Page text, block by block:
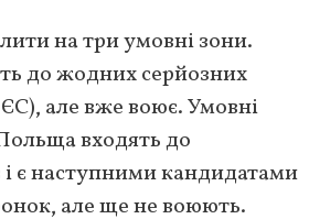
на три умовні зони.
до жодних серйозних
але вже воює. Умовні
входять до
і є наступними кандидатами
але ще не воюють.